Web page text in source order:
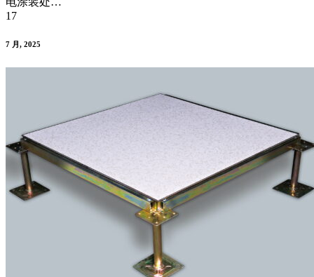
17
7 月, 2025